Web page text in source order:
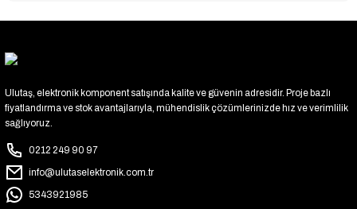
Ulutaş, elektronik komponent satışında kalite ve güvenin adresidir. Proje bazlı
fiyatlandırma ve stok avantajlarıyla, mühendislik çözümlerinizde hız ve verimlilik
sağlıyoruz.
0212 249 90 97
info@ulutaselektronik.com.tr
5343921985